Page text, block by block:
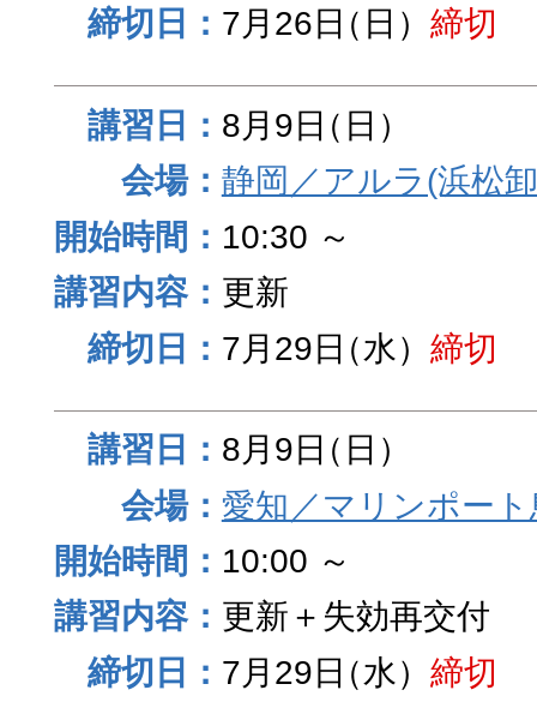
7月26日（日） 締切
8月9日（日）
静岡／アルラ(浜松
10:30 ～
更新
7月29日（水） 締切
8月9日（日）
愛知／マリンポート
10:00 ～
更新＋失効再交付
7月29日（水） 締切